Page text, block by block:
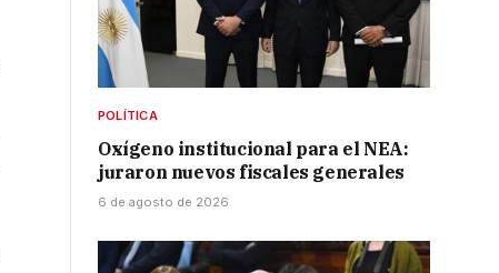
POLÍTICA
Oxígeno institucional para el NEA:
juraron nuevos fiscales generales
6 de agosto de 2026